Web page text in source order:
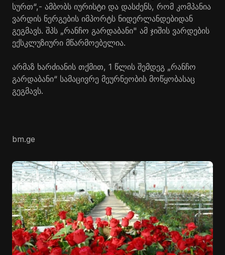
სურთ“,- ამბობს იურისტი და დასძენს, რომ კომპანია
ვარდის ნერგების იმპორტს ნიდერლანდებიდან
გეგმავს. შპს „რანჩო გარდაბანი" ამ ჯიშის ვარდების
ექსკლუზიური მწარმოებელია.
არმაზ ხარძიანის თქმით, 1 წლის შემდეგ „რანჩო
გარდაბანი“ სამაცივრე მეურნეობის მოწყობასაც
გეგმავს.
bm.ge